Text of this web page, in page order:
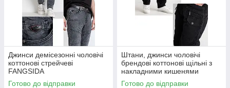
Джинси демісезонні чоловічі
коттонові стрейчеві
FANGSIDA
Готово до відправки
Штани, джинси чоловічі
брендові коттонові щільні з
накладними кишенями
"карго" MIGACH, Туреччина
Готово до відправки